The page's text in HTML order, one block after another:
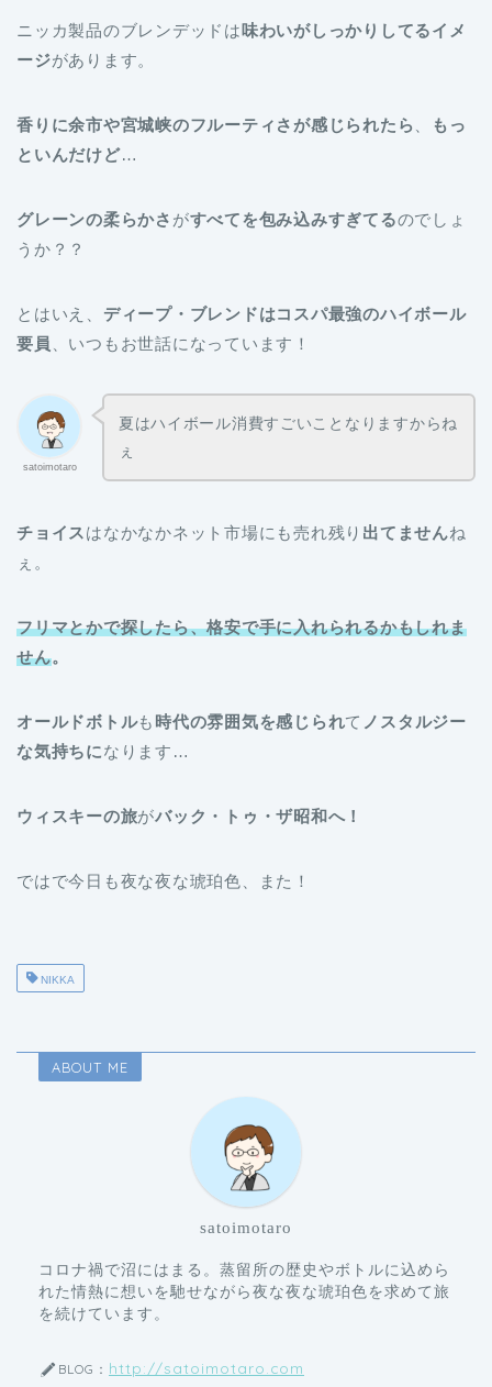
ニッカ製品のブレンデッドは味わいがしっかりしてるイメ
ージがあります。
香りに余市や宮城峡のフルーティさが感じられたら
もっ
といんだけど…
グレーンの柔らかさ がすべてを包み込みすぎてるのでしょ
うか？？
とはいえ、 ディープ・ブレンドはコスパ最強のハイボール
要員 、いつもお世話になっています！
satoimotaro
夏はハイボール消費すごいことなりますからね
ぇ
チョイスはなかなかネット市場にも売れ残り 出てませんね
ぇ。
フリマとかで探したら、格安で手に入れられるかもしれま
せん。
オールドボトルも 時代の雰囲気を感じられて ノスタルジー
な気持ちになります…
ウィスキーの旅がバック・トゥ・ザ昭和へ！
ではで今日も夜な夜な琥珀色、また！
NIKKA
ABOUT ME
satoimotaro
コロナ禍で沼にはまる。蒸留所の歴史やボトルに込めら
れた情熱に想いを馳せながら夜な夜な琥珀色を求めて旅
を続けています。
BLOG： http://satoimotaro.com